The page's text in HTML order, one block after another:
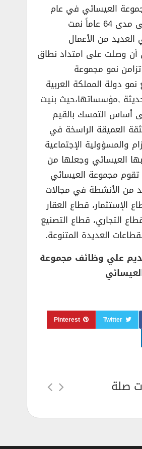
العيسائي في عام
1945م، و على مدى 64 عاماً نمت
من الأعمال
أن وصلت على امتداد نطاق
تزامن نمو مجموعة
دولة المملكة العربية
,مؤسساتها،حيث بنيت
أساس التمسك بالقيم
العميقة الراسخة في
والمسؤولية الإجتماعية
العيسائي وجعلها من
تقوم مجموعة العيسائي
من الأنشطة في مجالات
الإستثمار، قطاع العقار
التجاري، قطاع التصنيع
العديدة المتنوعة.
علي وظائف مجموعة
Twitter
Pinterest
صلة